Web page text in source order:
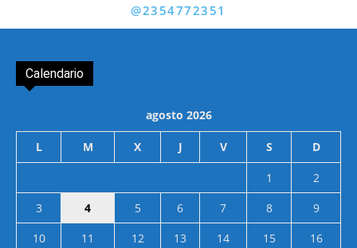
@2354772351
Calendario
agosto 2026
L M X J V S D
1
2
3
4 5 6 7 8
9
10
11 12 13 14 15
16